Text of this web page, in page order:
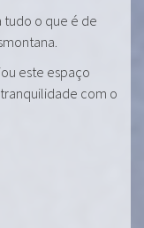
tudo o que é de
este espaço
com o